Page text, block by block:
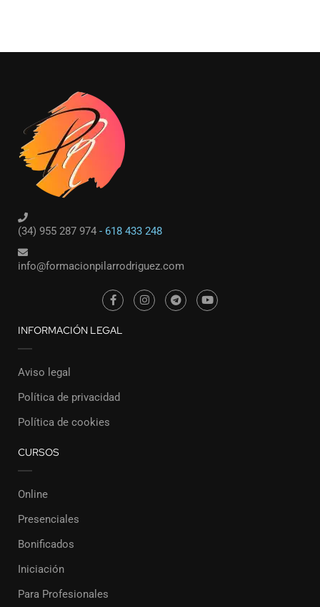
(34) 955 287 974 - 618 433 248
info@formacionpilarrodriguez.com
INFORMACIÓN LEGAL
Aviso legal
Política de privacidad
Política de cookies
CURSOS
Online
Presenciales
Bonificados
Iniciación
Para Profesionales